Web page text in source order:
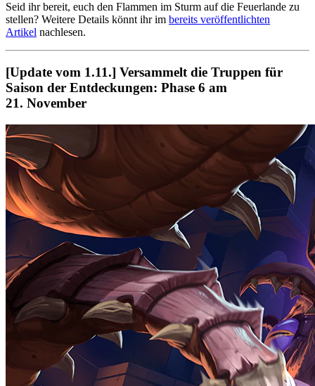
Seid ihr bereit, euch den Flammen im Sturm auf die Feuerlande zu
stellen? Weitere Details könnt ihr im bereits veröffentlichten
Artikel nachlesen.
[Update vom 1.11.] Versammelt die Truppen für
Saison der Entdeckungen: Phase 6 am
21. November